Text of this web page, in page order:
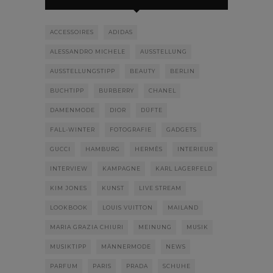
ACCESSOIRES ADIDAS
ALESSANDRO MICHELE AUSSTELLUNG
AUSSTELLUNGSTIPP BEAUTY BERLIN
BUCHTIPP BURBERRY CHANEL
DAMENMODE DIOR DÜFTE
FALL-WINTER FOTOGRAFIE GADGETS
GUCCI HAMBURG HERMÈS INTERIEUR
INTERVIEW KAMPAGNE KARL LAGERFELD
KIM JONES KUNST LIVE STREAM
LOOKBOOK LOUIS VUITTON MAILAND
MARIA GRAZIA CHIURI MEINUNG MUSIK
MUSIKTIPP MÄNNERMODE NEWS
PARFUM PARIS PRADA SCHUHE